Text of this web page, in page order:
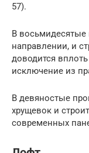
57).
В восьмидесятые
направлении, и
доводится
исключение из
В девяностые
хрущевок и
современных